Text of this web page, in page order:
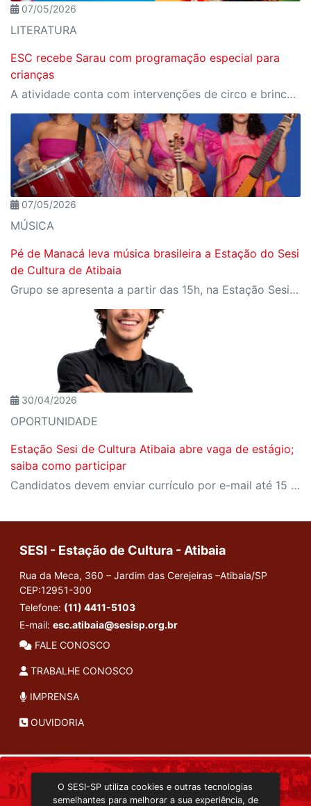
07/05/2026
LITERATURA
ESC recebe Sarau com programação especial para
crianças
A atividade conta com intervenções de circo e brincadeiras musicais interativas
07/05/2026
MÚSICA
Pé de Manacá leva música brasileira a Estação do Sesi
de Cultura de Atibaia
Grupo se apresenta a partir das 15h, na Estação Sesi de Cultura
30/04/2026
OPORTUNIDADE
Estação Sesi de Cultura Atibaia abre vaga de estágio;
saiba como participar
Candidatos devem enviar currículo por e-mail até 15 de maio
SESI - Estação de Cultura - Atibaia
Rua da Meca, 360 – Jardim das Cerejeiras –Atibaia/SP
CEP:12951-300
Telefone: (11) 4411-5103
E-mail: esc.atibaia@sesisp.org.br
FALE CONOSCO
TRABALHE CONOSCO
IMPRENSA
OUVIDORIA
TRANSMISSÃO ON-LINE
O SESI-SP utiliza cookies e outras tecnologias
semelhantes para melhorar a sua experiência, de